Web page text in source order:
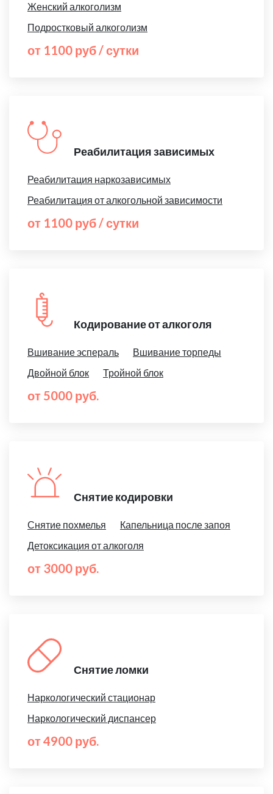
Женский алкоголизм
Подростковый алкоголизм
от 1100 руб / сутки
Реабилитация зависимых
Реабилитация наркозависимых
Реабилитация от алкогольной зависимости
от 1100 руб / сутки
Кодирование от алкоголя
Вшивание эспераль
Вшивание торпеды
Двойной блок
Тройной блок
от 5000 руб.
Снятие кодировки
Снятие похмелья
Капельница после запоя
Детоксикация от алкоголя
от 3000 руб.
Снятие ломки
Наркологический стационар
Наркологический диспансер
от 4900 руб.